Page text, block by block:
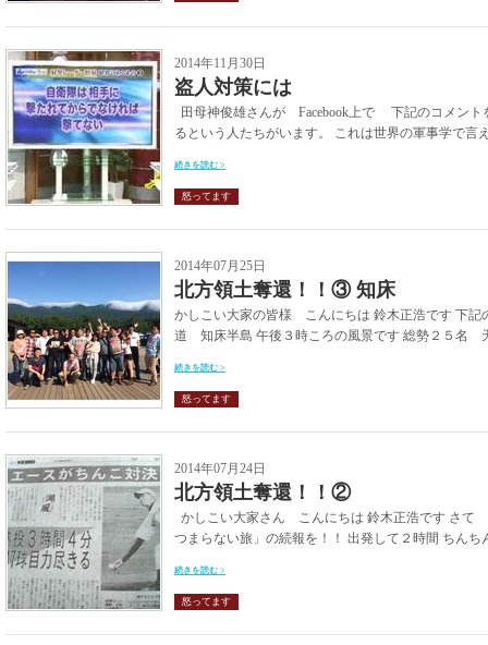
2014年11月30日
盗人対策には
田母神俊雄さんが Facebook上で 下記のコメント
るという人たちがいます。 これは世界の軍事学で言
続きを読む >
怒ってます
2014年07月25日
北方領土奪還！！③ 知床
かしこい大家の皆様 こんにちは 鈴木正浩です
道 知床半島 午後３時ころの風景です 総勢２５名
続きを読む >
怒ってます
2014年07月24日
北方領土奪還！！②
かしこい大家さん こんにちは 鈴木正浩です さ
つまらない旅」の続報を！！ 出発して２時間 ちん
続きを読む >
怒ってます